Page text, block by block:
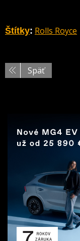
Štítky: Rolls Royce
Späť